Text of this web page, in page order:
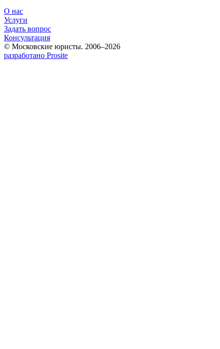
О нас
Услуги
Задать вопрос
Консультация
© Московские юристы. 2006–2026
разработано Prosite